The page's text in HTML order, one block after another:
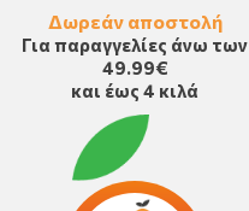
Δωρεάν αποστολή
Για παραγγελίες άνω των
49.99€
και έως 4 κιλά